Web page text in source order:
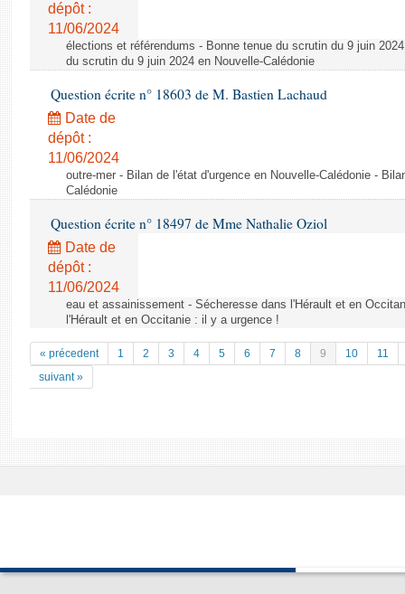
dépôt :
11/06/2024
élections et référendums - Bonne tenue du scrutin du 9 juin
du scrutin du 9 juin 2024 en Nouvelle-Calédonie
Question écrite n° 18603 de M. Bastien Lachaud
Date de
dépôt :
11/06/2024
outre-mer - Bilan de l'état d'urgence en Nouvelle-Calédonie -
Calédonie
Question écrite n° 18497 de Mme Nathalie Oziol
Date de
dépôt :
11/06/2024
eau et assainissement - Sécheresse dans l'Hérault et en
l'Hérault et en Occitanie : il y a urgence !
« précedent 1 2 3 4 5 6 7 8 9 10
11
suivant »